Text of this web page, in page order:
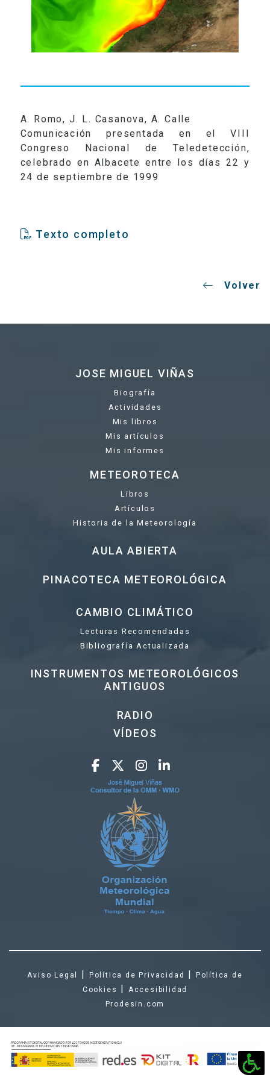
A. Romo, J. L. Casanova, A. Calle
Comunicación presentada en el VIII
Congreso Nacional de Teledetección,
celebrado en Albacete entre los días 22 y
24 de septiembre de 1999
Texto completo
Volver
JOSE MIGUEL VIÑAS
Biografía
Actividades
Mis libros
Mis artículos
Mis informes
METEOROTECA
Libros
Artículos
Historia de la Meteorología
AULA ABIERTA
PINACOTECA METEOROLÓGICA
CAMBIO CLIMÁTICO
Lecturas Recomendadas
Bibliografía Actualizada
INSTRUMENTOS METEOROLÓGICOS
ANTIGUOS
RADIO
VÍDEOS
Aviso Legal | Política de Privacidad |
Política de
Cookies
|
Accesibilidad
Prodesin.com